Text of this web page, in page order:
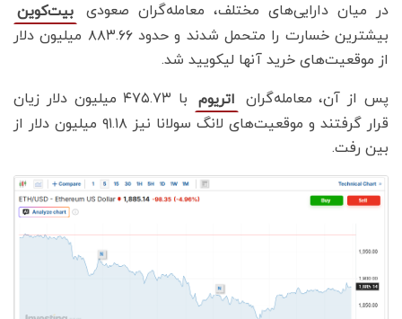
در میان دارایی‌های مختلف، معامله‌گران صعودی
بیت‌کوین
بیشترین خسارت را متحمل شدند و حدود ۸۸۳.۶۶ میلیون دلار
از موقعیت‌های خرید آنها لیکویید شد.
پس از آن، معامله‌گران اتریوم
با ۴۷۵.۷۳ میلیون دلار زیان
قرار گرفتند و موقعیت‌های لانگ سولانا نیز ۹۱.۱۸ میلیون دلار از
بین رفت.